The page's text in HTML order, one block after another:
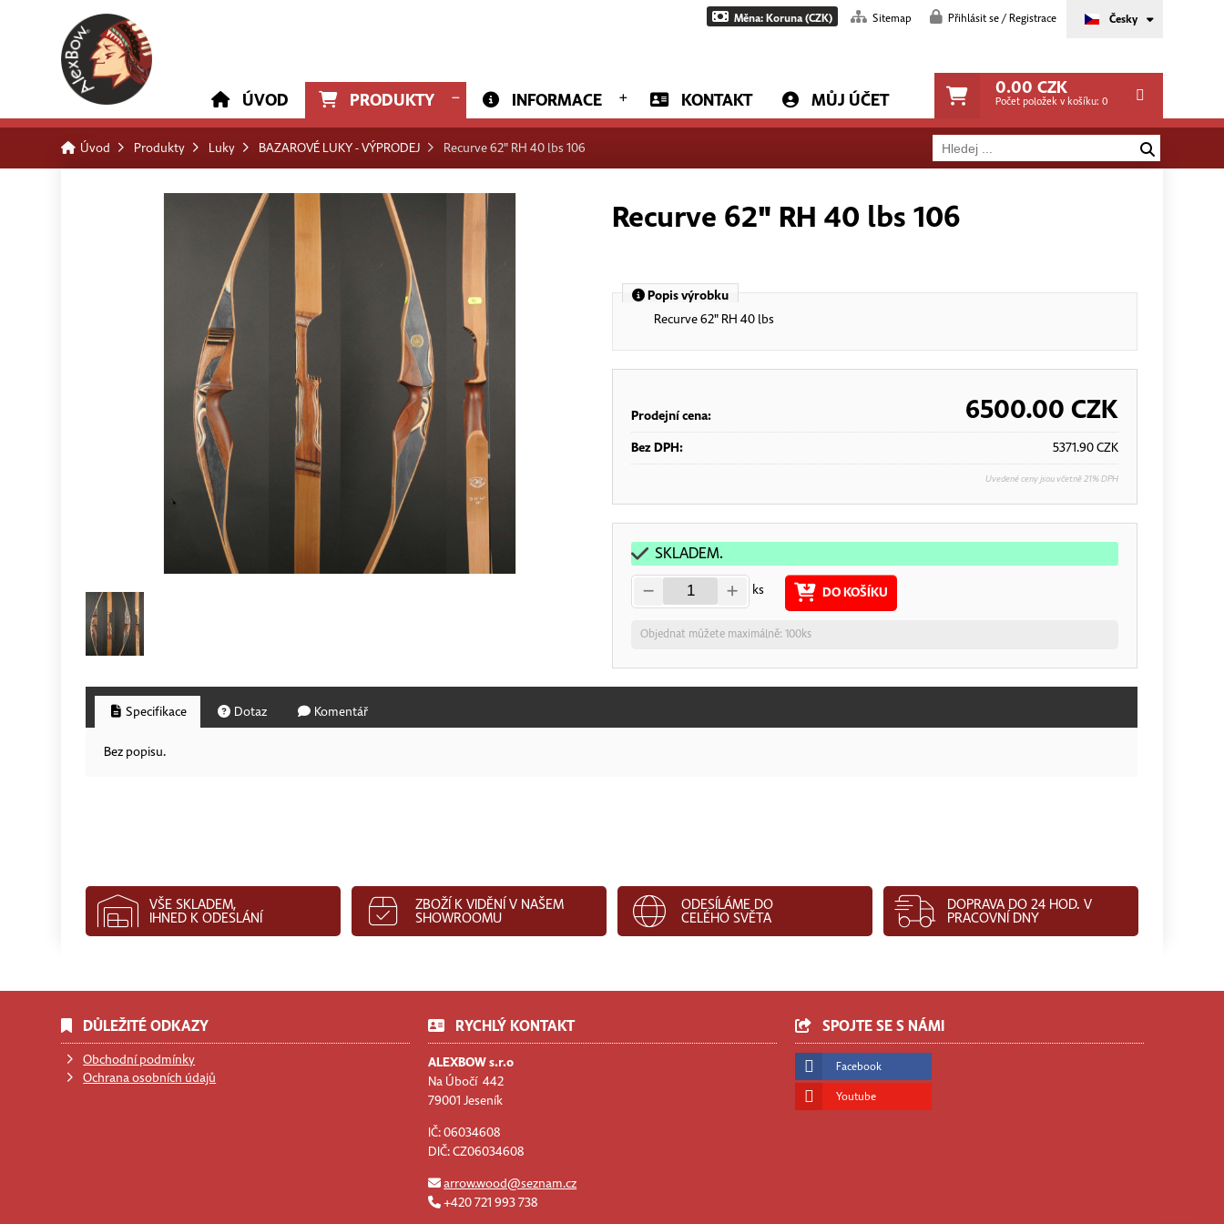
Česky
Měna: Koruna (CZK) Sitemap Přihlásit se / Registrace
ÚVOD PRODUKTY INFORMACE KONTAKT MŮJ ÚČET
0.00 CZK
Počet položek v košíku: 0
Úvod Produkty Luky BAZAROVÉ LUKY - VÝPRODEJ Recurve 62" RH 40 lbs 106
Recurve 62" RH 40 lbs 106
Popis výrobku
Recurve 62" RH 40 lbs
Prodejní cena: 6500.00 CZK
Bez DPH: 5371.90CZK
Uvedené ceny jsou včetně 21% DPH
SKLADEM.
ks DO KOŠÍKU
Objednat můžete maximálně: 100ks
Specifikace Dotaz Komentář
Bez popisu.
VŠE SKLADEM,
IHNED K ODESLÁNÍ
ZBOŽÍ K VIDĚNÍ V NAŠEM
SHOWROOMU
ODESÍLÁME DO
CELÉHO SVĚTA
DOPRAVA DO 24 HOD. V
PRACOVNÍ DNY
DŮLEŽITÉ ODKAZY
Obchodní podmínky
Ochrana osobních údajů
RYCHLÝ KONTAKT
ALEXBOW s.r.o
Na Úbočí 442
79001 Jeseník
IČ: 06034608
DIČ: CZ06034608
arrow.wood@seznam.cz
+420 721 993 738
SPOJTE SE S NÁMI
Facebook
Youtube